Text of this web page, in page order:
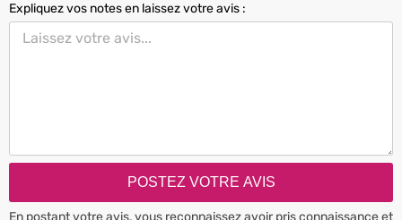
Expliquez vos notes en laissez votre avis :
En postant votre avis, vous reconnaissez avoir pris connaissance et